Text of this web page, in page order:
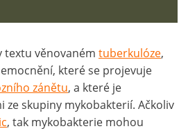
textu věnovaném tuberkulóze,
které se projevuje
zánětu, a které je
ze skupiny mykobakterií. Ačkoliv
, tak mykobakterie mohou